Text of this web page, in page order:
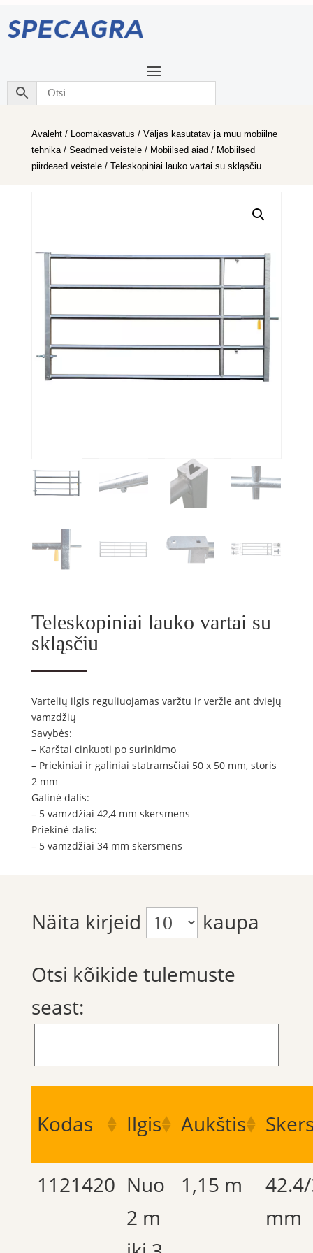
Avaleht/ Loomakasvatus / Väljas kasutatav ja muu mobiilne
tehnika/ Seadmed veistele/ Mobiilsed aiad / Mobiilsed
piirdeaed veistele/ Teleskopiniai lauko vartai su skląsčiu
Teleskopiniai lauko vartai su
skląsčiu
Vartelių ilgis reguliuojamas varžtu ir veržle ant dviejų
vamzdžių
Savybės:
– Karštai cinkuoti po surinkimo
– Priekiniai ir galiniai statramsčiai 50 x 50 mm, storis
2 mm
Galinė dalis:
– 5 vamzdžiai 42,4 mm skersmens
Priekinė dalis:
– 5 vamzdžiai 34 mm skersmens
Näita kirjeid
kaupa
Otsi kõikide tulemuste
seast:
Kodas Ilgis Aukštis
1121420 Nuo
2 m
1,15 m
mm